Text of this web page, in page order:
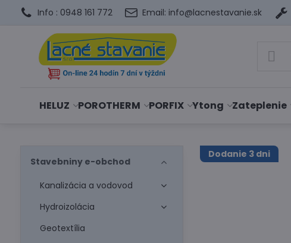
Info : 0948 161 772 Email: info@lacnestavanie.sk
HELUZ POROTHERM PORFIX Ytong Zateplenie
Dodanie 3 dni
Stavebniny e-obchod
Kanalizácia a vodovod
Hydroizolácia
Geotextília